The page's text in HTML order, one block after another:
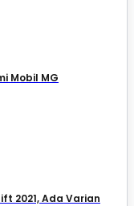
Mobil MG
2021, Ada Varian